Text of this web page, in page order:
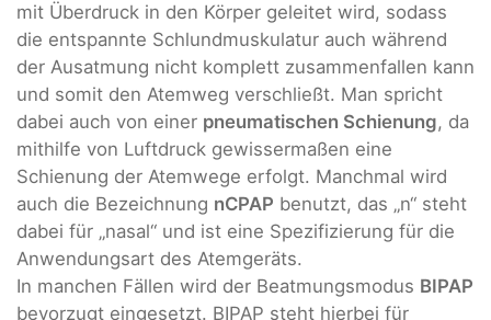
mit Überdruck in den Körper geleitet wird, sodass
die entspannte Schlundmuskulatur auch während
der Ausatmung nicht komplett zusammenfallen kann
und somit den Atemweg verschließt. Man spricht
dabei auch von einer pneumatischen Schienung, da
mithilfe von Luftdruck gewissermaßen eine
Schienung der Atemwege erfolgt. Manchmal wird
auch die Bezeichnung nCPAP benutzt, das „n“ steht
dabei für „nasal“ und ist eine Spezifizierung für die
Anwendungsart des Atemgeräts.
In manchen Fällen wird der Beatmungsmodus BIPAP
bevorzugt eingesetzt. BIPAP steht hierbei für